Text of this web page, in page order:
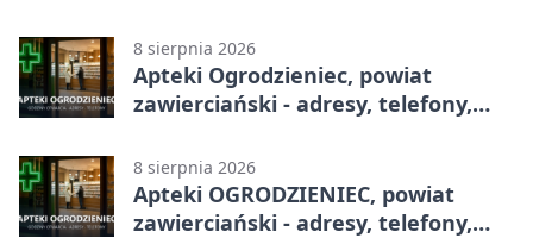
8 sierpnia 2026
Apteki Ogrodzieniec, powiat
zawierciański - adresy, telefony,
8 sierpnia 2026
Apteki OGRODZIENIEC, powiat
zawierciański - adresy, telefony,